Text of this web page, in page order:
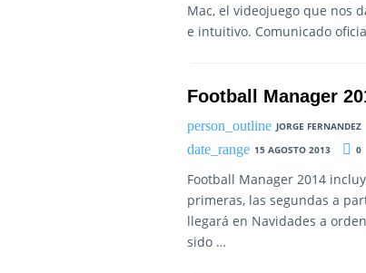
Mac, el videojuego que nos
e intuitivo. Comunicado
Football Manager
JORGE FERNANDEZ
15 AGOSTO 2013
0
Football Manager 2014
primeras, las segundas a
llegará en Navidades a
sido …